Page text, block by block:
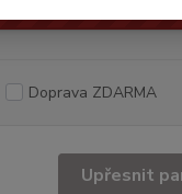
Upřesnit
Doprava ZDARMA